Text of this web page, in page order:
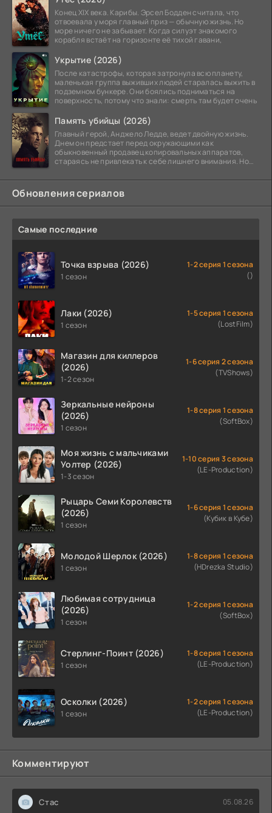
Конец XIX века. Карибы. Эрсел Бодден считала, что
отвоевала у моря главный приз — обычную жизнь. Но
море ничего не забывает. Когда силуэт знакомого
корабля встаёт на горизонте её тихой гавани,
Укрытие (2026)
После катастрофы, которая затронула всю планету,
маленькая группа выживших людей старалась выжить в
подземном бункере. Они боялись подниматься на
поверхность, потому что знали: смерть там будет очень
Память убийцы (2026)
Главный герой, Анджело Ледде, ведет двойную жизнь.
Днем он предстает перед окружающими как
обыкновенный продавец копировальных аппаратов,
стараясь не привлекать к себе лишнего внимания. Но
Обновления сериалов
Самые последние
Точка взрыва (2026)
1 сезон
1-2 серия 1 сезона
()
Лаки (2026)
1 сезон
1-5 серия 1 сезона
(LostFilm)
Магазин для киллеров
(2026)
1-2 сезон
1-6 серия 2 сезона
(TVShows)
Зеркальные нейроны
(2026)
1 сезон
1-8 серия 1 сезона
(SoftBox)
Моя жизнь с мальчиками
Уолтер (2026)
1-3 сезон
1-10 серия 3 сезона
(LE-Production)
Рыцарь Семи Королевств
(2026)
1 сезон
1-6 серия 1 сезона
(Кубик в Кубе)
Молодой Шерлок (2026)
1 сезон
1-8 серия 1 сезона
(HDrezka Studio)
Любимая сотрудница
(2026)
1 сезон
1-2 серия 1 сезона
(SoftBox)
Стерлинг-Поинт (2026)
1 сезон
1-8 серия 1 сезона
(LE-Production)
Осколки (2026)
1 сезон
1-2 серия 1 сезона
(LE-Production)
Комментируют
Стас 05.08.26